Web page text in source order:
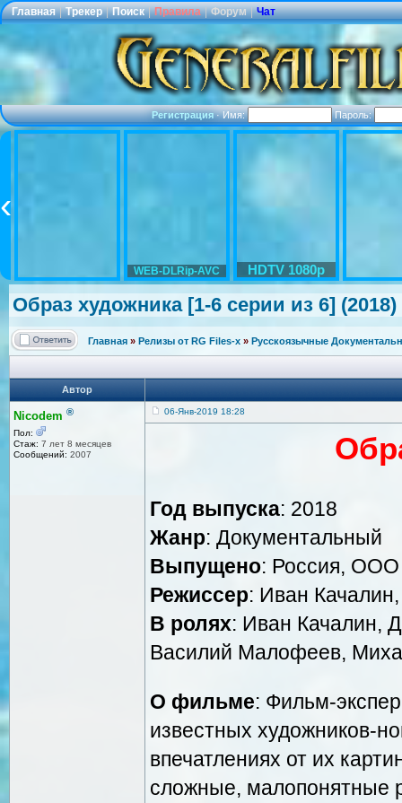
Главная | Трекер | Поиск | Правила | Форум | Чат
Регистрация·Имя: Пароль:
WEB-DLRip-AVC HDTV 1080p
Образ художника [1-6 серии из 6]
Главная » Релизы от RG Files-x » Русскоязычные
Автор
Nicodem ®
Пол:
Стаж: 7 лет 8 месяцев
Сообщений: 2007
06-Янв-2019 18:28
Год выпуска: 2018
Жанр: Документальный
Выпущено: Россия, ООО
Режиссер: Иван
В ролях: Иван Качалин,
Василий Малофеев,
О фильме: Фильм-
известных художников-
впечатлениях от их
сложные, малопонятные